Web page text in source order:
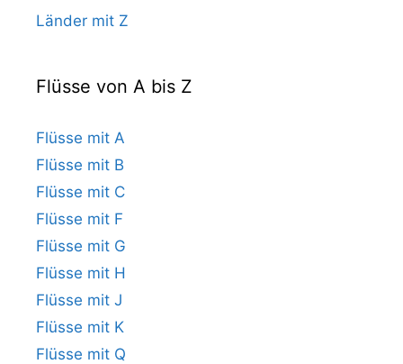
Länder mit Z
Flüsse von A bis Z
Flüsse mit A
Flüsse mit B
Flüsse mit C
Flüsse mit F
Flüsse mit G
Flüsse mit H
Flüsse mit J
Flüsse mit K
Flüsse mit Q